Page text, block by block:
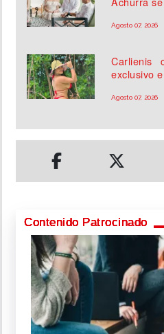
Agosto 07, 2026
Carlienis
exclusivo
Agosto 07, 2026
Contenido Patrocinado